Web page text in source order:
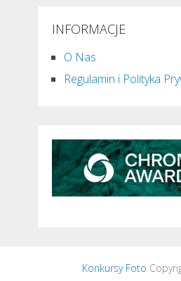
INFORMACJE
O Nas
Regulamin i Polityka
Konkursy Foto